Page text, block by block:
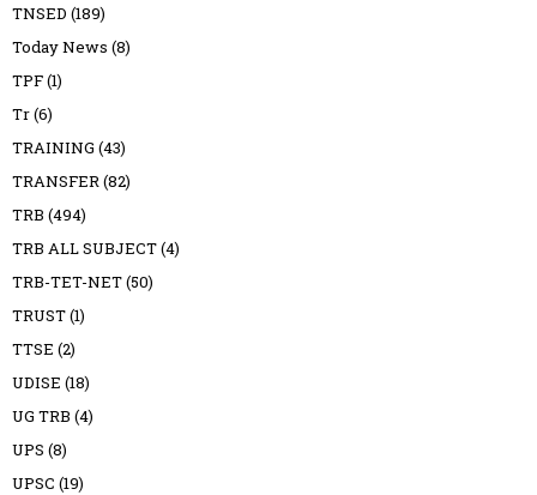
TNSED (189)
Today News (8)
TPF(1)
Tr(6)
TRAINING (43)
TRANSFER (82)
TRB (494)
TRB ALL SUBJECT(4)
TRB-TET-NET(50)
TRUST(1)
TTSE (2)
UDISE (18)
UG TRB (4)
UPS (8)
UPSC (19)